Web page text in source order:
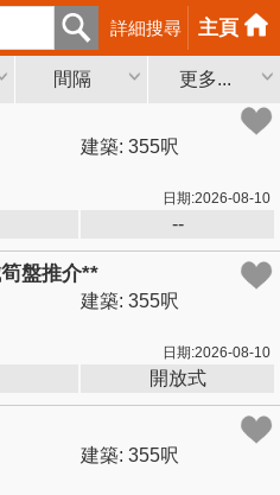
詳細搜尋 主頁
間隔 更多...
建築: 355呎
日期:2026-08-10
--
盤推介**
建築: 355呎
日期:2026-08-10
開放式
建築: 355呎